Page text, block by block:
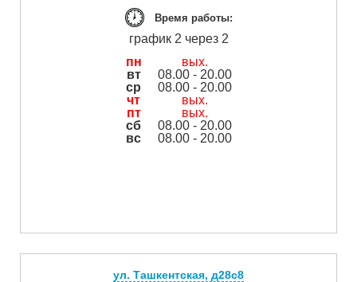
Время работы:
график 2 через 2
пн
вых.
вт
08.00 - 20.00
ср
08.00 - 20.00
чт
вых.
пт
вых.
сб
08.00 - 20.00
вс
08.00 - 20.00
ул. Ташкентская, д28с8